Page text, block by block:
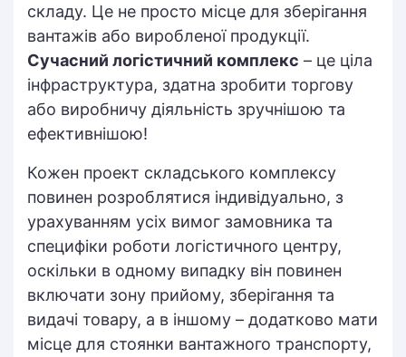
складу. Це не просто місце для зберігання
вантажів або виробленої продукції.
Сучасний логістичний комплекс – це ціла
інфраструктура, здатна зробити торгову
або виробничу діяльність зручнішою та
ефективнішою!
Кожен проект складського комплексу
повинен розроблятися індивідуально, з
урахуванням усіх вимог замовника та
специфіки роботи логістичного центру,
оскільки в одному випадку він повинен
включати зону прийому, зберігання та
видачі товару, а в іншому – додатково мати
місце для стоянки вантажного транспорту,